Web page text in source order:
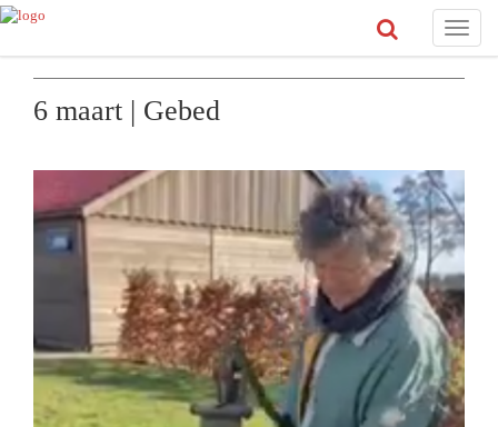
Toggle
6 maart | Gebed